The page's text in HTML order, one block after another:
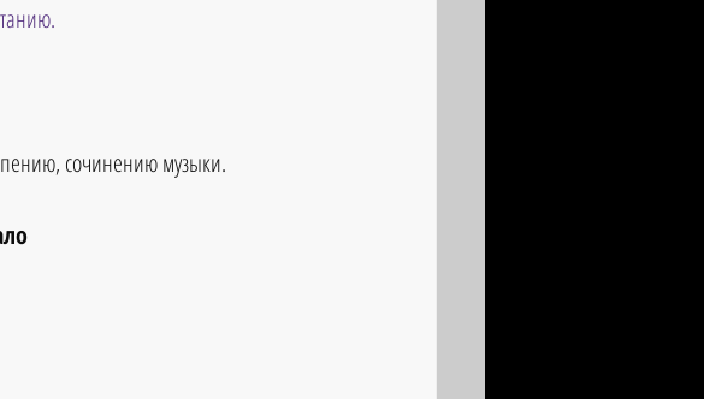
пению, сочинению музыки.